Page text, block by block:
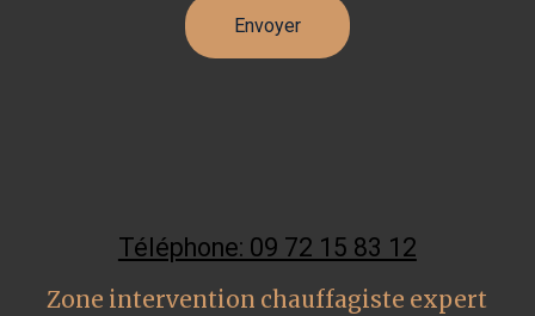
Téléphone: 09 72 15 83 12
Zone intervention chauffagiste expert